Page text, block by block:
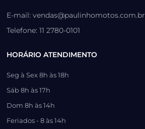
E-mail: vendas@paulinhomotos.com.br
Telefone: 11 2780-0101
HORÁRIO ATENDIMENTO
Seg à Sex 8h às 18h
Sáb 8h às 17h
Dom 8h às 14h
Feriados - 8 às 14h